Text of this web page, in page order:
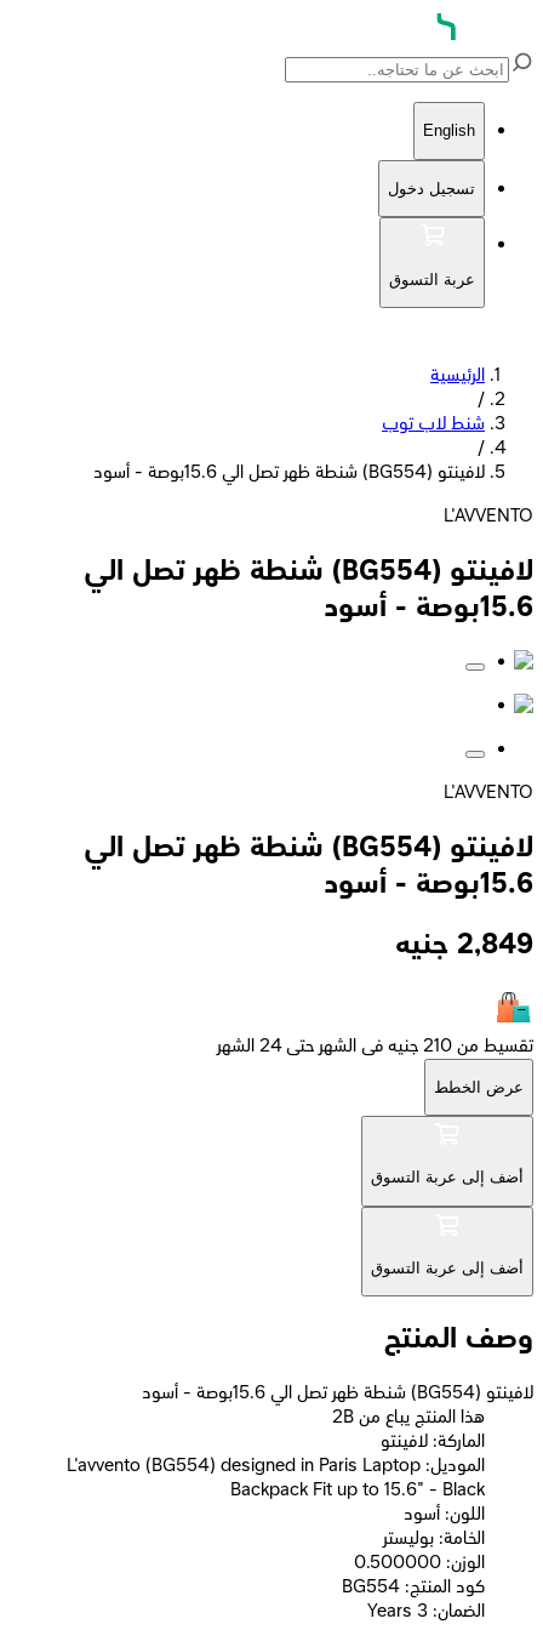
English
تسجيل دخول
عربة التسوق
الرئيسية
/
شنط لاب توب
/
لافينتو (BG554) شنطة ظهر تصل الي 15.6بوصة - أسود
L'AVVENTO
لافينتو (BG554) شنطة ظهر تصل الي
15.6بوصة - أسود
L'AVVENTO
لافينتو (BG554) شنطة ظهر تصل الي
15.6بوصة - أسود
2,849 جنيه
تقسيط من 210 جنيه فى الشهر حتى 24 الشهر
عرض الخطط
أضف إلى عربة التسوق
أضف إلى عربة التسوق
وصف المنتج
لافينتو (BG554) شنطة ظهر تصل الي 15.6بوصة - أسود
2B هذا المنتج يباع من
الماركة: لافينتو
الموديل: L'avvento (BG554) designed in Paris Laptop
Backpack Fit up to 15.6" - Black
اللون: أسود
الخامة: بوليستر
الوزن: 0.500000
كود المنتج: BG554
الضمان: 3 Years